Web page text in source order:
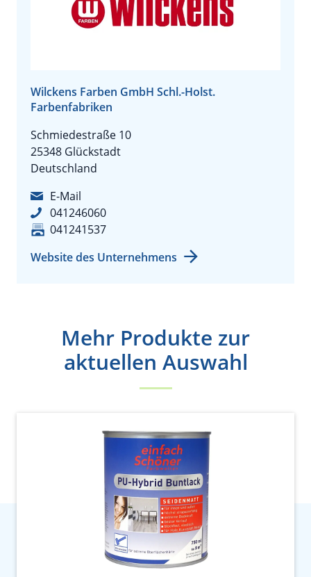
Wilckens Farben GmbH Schl.-Holst.
Farbenfabriken
Schmiedestraße 10
25348 Glückstadt
Deutschland
E-Mail
041246060
041241537
Website des Unternehmens
Mehr Produkte zur
aktuellen Auswahl